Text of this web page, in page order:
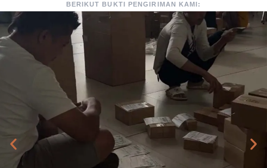
BERIKUT BUKTI PENGIRIMAN KAMI: